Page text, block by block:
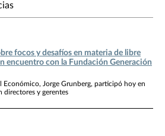
focos y desafíos en materia de libre
encuentro con la Fundación Generación
Económico, Jorge Grunberg, participó hoy en
directores y gerentes